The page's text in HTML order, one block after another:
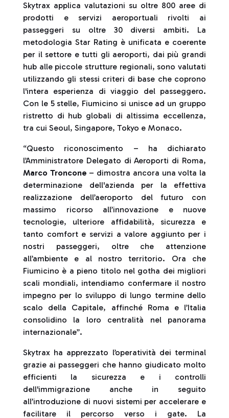
Skytrax applica valutazioni su oltre 800 aree di
prodotti e servizi aeroportuali rivolti ai
passeggeri su oltre 30 diversi ambiti. La
metodologia Star Rating è unificata e coerente
per il settore e tutti gli aeroporti, dai più grandi
hub alle piccole strutture regionali, sono valutati
utilizzando gli stessi criteri di base che coprono
l'intera esperienza di viaggio del passeggero.
Con le 5 stelle, Fiumicino si unisce ad un gruppo
ristretto di hub globali di altissima eccellenza,
tra cui Seoul, Singapore, Tokyo e Monaco.
“Questo riconoscimento – ha dichiarato
l’Amministratore Delegato di Aeroporti di Roma,
Marco Troncone – dimostra ancora una volta la
determinazione dell'azienda per la effettiva
realizzazione dell’aeroporto del futuro con
massimo ricorso all’innovazione e nuove
tecnologie, ulteriore affidabilità, sicurezza e
tanto comfort e servizi a valore aggiunto per i
nostri passeggeri, oltre che attenzione
all’ambiente e al nostro territorio. Ora che
Fiumicino è a pieno titolo nel gotha dei migliori
scali mondiali, intendiamo confermare il nostro
impegno per lo sviluppo di lungo termine dello
scalo della Capitale, affinché Roma e l’Italia
consolidino la loro centralità nel panorama
internazionale”.
Skytrax ha apprezzato l’operatività dei terminal
grazie ai passeggeri che hanno giudicato molto
efficienti la sicurezza e i controlli
dell'immigrazione anche in seguito
all’introduzione di nuovi sistemi per accelerare e
facilitare il percorso verso i gate. La